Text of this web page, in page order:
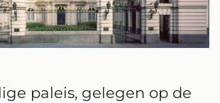
paleis, gelegen op de